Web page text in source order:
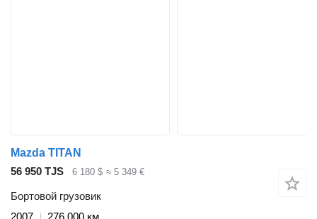
Mazda TITAN
56 950 TJS
6 180 $ ≈ 5 349 €
Бортовой грузовик
2007
276 000 км